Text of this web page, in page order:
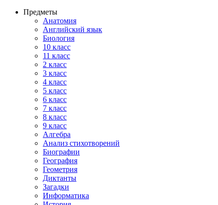
Предметы
Анатомия
Английский язык
Биология
10 класс
11 класс
2 класс
3 класс
4 класс
5 класс
6 класс
7 класс
8 класс
9 класс
Алгебра
Анализ стихотворений
Биографии
География
Геометрия
Диктанты
Загадки
Информатика